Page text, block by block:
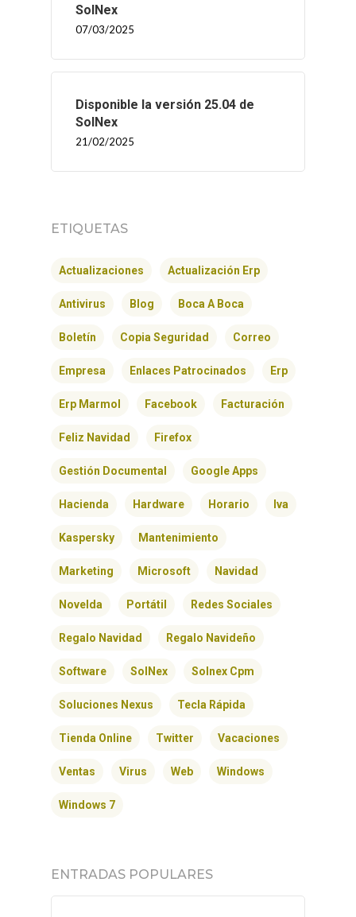
SolNex
07/03/2025
Disponible la versión 25.04 de
SolNex
21/02/2025
ETIQUETAS
Actualizaciones Actualización Erp
Antivirus Blog Boca A Boca
Boletín Copia Seguridad Correo
Empresa Enlaces Patrocinados Erp
Erp Marmol Facebook Facturación
Feliz Navidad Firefox
Gestión Documental Google Apps
Hacienda Hardware Horario Iva
Kaspersky Mantenimiento
Marketing Microsoft Navidad
Novelda Portátil Redes Sociales
Regalo Navidad Regalo Navideño
Software SolNex Solnex Cpm
Soluciones Nexus Tecla Rápida
Tienda Online Twitter Vacaciones
Ventas Virus Web Windows
Windows 7
ENTRADAS POPULARES
SOLNEX
SERVICIOS
BLOG
CONTACTO